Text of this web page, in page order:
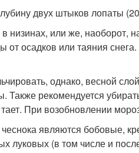
двух штыков лопаты
низинах, или же, наоборот,
осадков или таяния
однако, весной
Также рекомендуется
При возобновлении
являются бобовые,
(в том числе и